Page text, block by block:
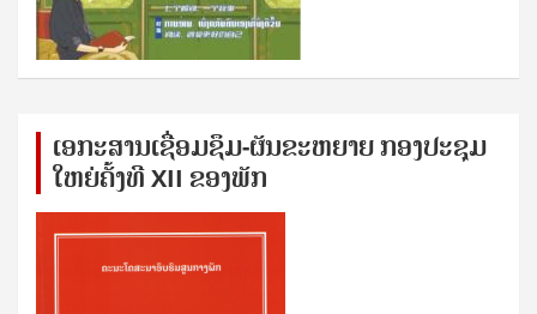
ເອກ​ະ​ສານ​ເຊ​ື່ອມ​ຊ​ຶມ-ຜັນ​ຂະ​ຫ​ຍາຍ ກອງ​ປະ​ຊຸມ​
ໃຫຍ່​ຄັ້ງ​ທີ XII ຂອງ​ພັກ